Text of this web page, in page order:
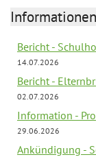
Bericht -
14.07.2026
Bericht -
02.07.2026
Information -
29.06.2026
Ankündigung -